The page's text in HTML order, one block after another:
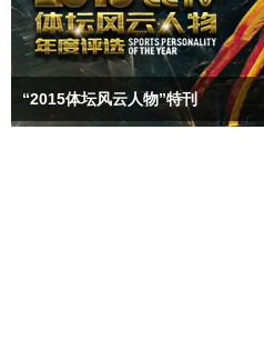
“2015体坛风云人物”特刊